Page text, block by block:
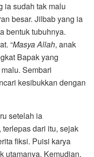
ia sudah tak malu
besar. Jilbab yang ia
bentuk tubuhnya.
“MasyaAllah, anak
Bapak yang
Sembari
kesibukkan dengan
setelah ia
dari itu, sejak
fiksi. Puisi karya
utamanya. Kemudian,